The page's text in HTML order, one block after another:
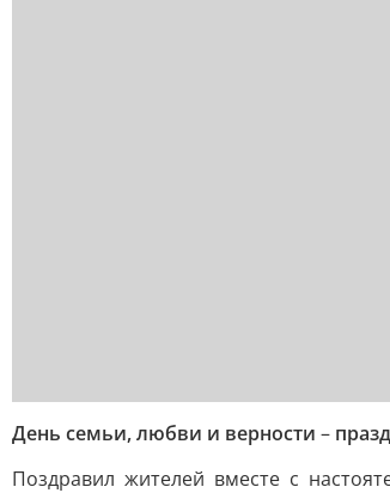
День семьи, любви и верности –
Поздравил жителей вместе с